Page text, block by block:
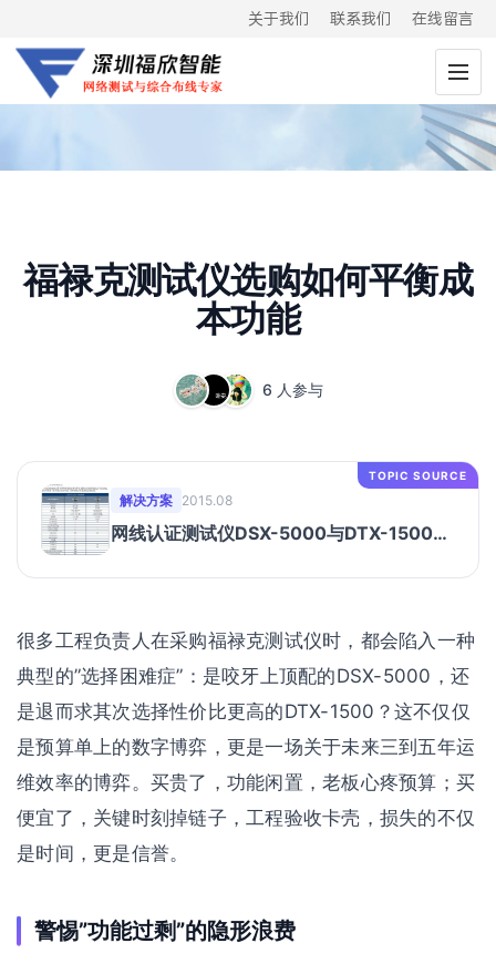
关于我们 联系我们 在线留言
福禄克测试仪选购如何平衡成
本功能
6 人参与
TOPIC SOURCE
解决方案 2015.08
网线认证测试仪DSX-5000与DTX-1500参
很多工程负责人在采购福禄克测试仪时，都会陷入一种
典型的”选择困难症”：是咬牙上顶配的DSX-5000，还
是退而求其次选择性价比更高的DTX-1500？这不仅仅
是预算单上的数字博弈，更是一场关于未来三到五年运
维效率的博弈。买贵了，功能闲置，老板心疼预算；买
便宜了，关键时刻掉链子，工程验收卡壳，损失的不仅
是时间，更是信誉。
警惕”功能过剩”的隐形浪费